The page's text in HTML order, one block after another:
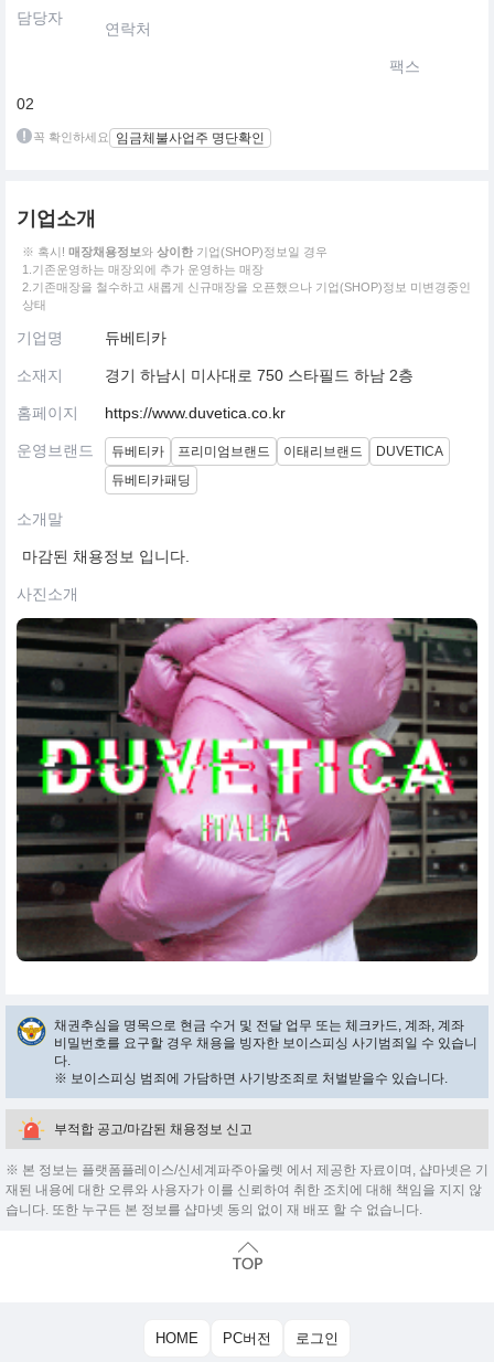
담당자
연락처
팩스
02
꼭 확인하세요 임금체불사업주 명단확인
기업소개
※ 혹시! 매장채용정보와 상이한 기업(SHOP)정보일 경우
1.기존운영하는 매장외에 추가 운영하는 매장
2.기존매장을 철수하고 새롭게 신규매장을 오픈했으나 기업(SHOP)정보 미변경중인
상태
기업명 듀베티카
소재지 경기 하남시 미사대로 750 스타필드 하남 2층
홈페이지 https://www.duvetica.co.kr
운영브랜드 듀베티카 프리미엄브랜드 이태리브랜드
DUVETICA
듀베티카패딩
소개말
마감된 채용정보 입니다.
사진소개
채권추심을 명목으로 현금 수거 및 전달 업무 또는 체크카드, 계좌, 계좌
비밀번호를 요구할 경우 채용을 빙자한 보이스피싱 사기범죄일 수 있습니
다.
※ 보이스피싱 범죄에 가담하면 사기방조죄로 처벌받을수 있습니다.
부적합 공고/마감된 채용정보 신고
※ 본 정보는 플랫폼플레이스/신세계파주아울렛 에서 제공한 자료이며, 샵마넷은 기
재된 내용에 대한 오류와 사용자가 이를 신뢰하여 취한 조치에 대해 책임을 지지 않
습니다. 또한 누구든 본 정보를 샵마넷 동의 없이 재 배포 할 수 없습니다.
HOME PC버전 로그인